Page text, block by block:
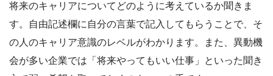
将来のキャリアについてどのように考えているか聞きま
す。自由記述欄に自分の言葉で記入してもらうことで、そ
の人のキャリア意識のレベルがわかります。また、異動機
会が多い企業では「将来やってもいい仕事」といった聞き